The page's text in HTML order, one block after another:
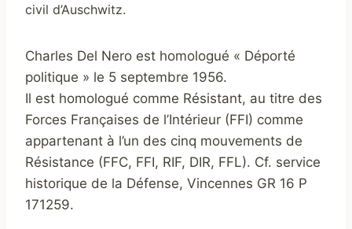
civil d’Auschwitz.
Charles Del Nero est homologué « Déporté
politique » le 5 septembre 1956.
Il est homologué comme Résistant, au titre des
Forces Françaises de l’Intérieur (FFI) comme
appartenant à l’un des cinq mouvements de
Résistance (FFC, FFI, RIF, DIR, FFL). Cf. service
historique de la Défense, Vincennes GR 16 P
171259.